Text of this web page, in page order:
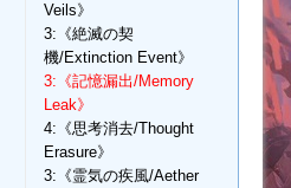
Veils》
3:《絶滅の契
機/Extinction Event》
3:《記憶漏出/Memory
Leak》
4:《思考消去/Thought
Erasure》
3:《霊気の疾風/Aether